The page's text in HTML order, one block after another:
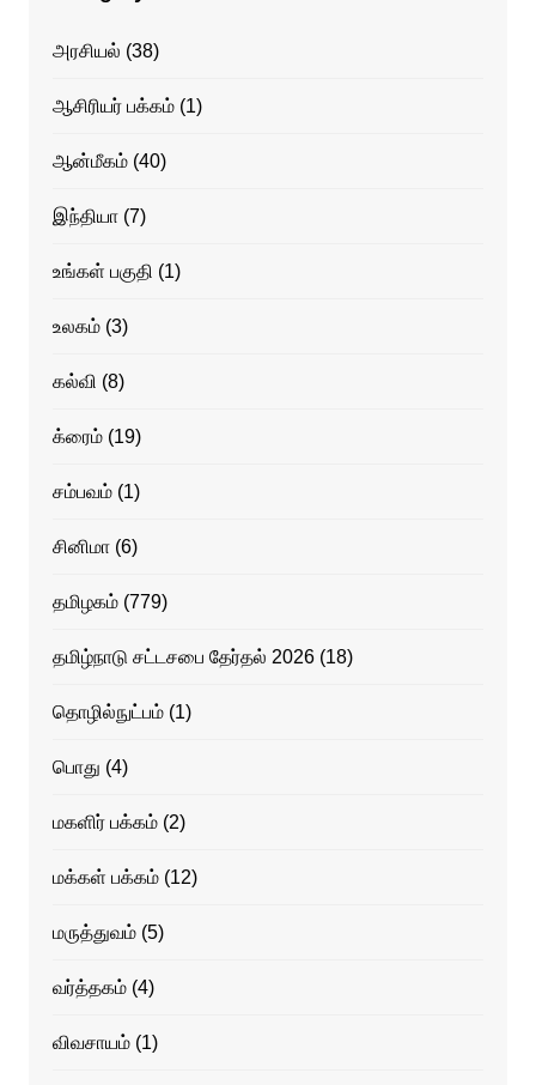
அரசியல் (38)
ஆசிரியர் பக்கம்(1)
ஆன்மீகம்(40)
இந்தியா(7)
உங்கள் பகுதி (1)
உலகம்(3)
கல்வி (8)
க்ரைம்(19)
சம்பவம்(1)
சினிமா(6)
தமிழகம்(779)
தமிழ்நாடு சட்டசபை தேர்தல் 2026(18)
தொழில்நுட்பம்(1)
பொது (4)
மகளிர் பக்கம்(2)
மக்கள் பக்கம்(12)
மருத்துவம்(5)
வர்த்தகம்(4)
விவசாயம்(1)